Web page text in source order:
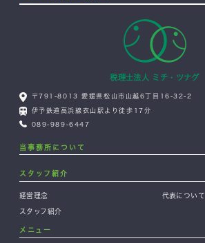
税理士法人 ミチ・ツナグ
〒791-8013 愛媛県松山市山越6丁目16-32-2
伊予鉄道高浜線衣山駅より徒歩17分
089-989-6447
当事務所について
スタッフ紹介
経営理念 代表について
スタッフ紹介
メニュー